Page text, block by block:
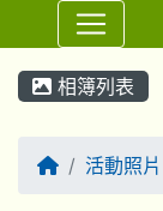
相簿列表
回首頁活動照片